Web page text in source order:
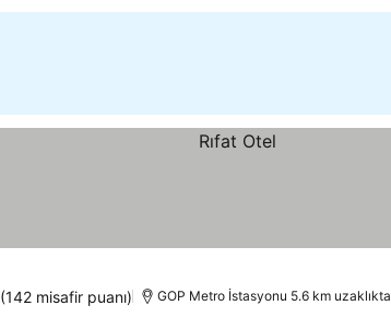
(142 misafir puanı) GOP Metro İstasyonu 5.6 km uzaklıkta